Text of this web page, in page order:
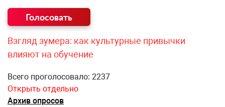
Взгляд зумера: как культурные привычки
влияют на обучение
Всего проголосовало: 2237
Открыть отдельно
Архив опросов